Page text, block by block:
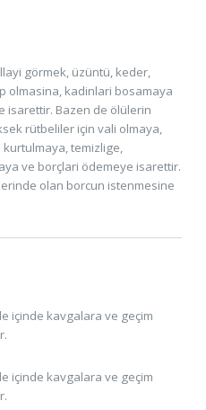
görmek, üzüntü, keder,
olmasina, kadinlari bosamaya
isarettir. Bazen de ölülerin
rütbeliler için vali olmaya,
temizlige,
ve borçlari ödemeye isarettir.
olan borcun istenmesine
içinde kavgalara ve geçim
içinde kavgalara ve geçim